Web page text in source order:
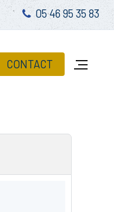
05 46 95 35 83
CONTACT